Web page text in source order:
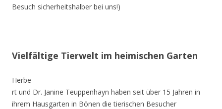
Besuch sicherheitshalber bei uns!)
Vielfältige Tierwelt im heimischen Garten
Herbe
rt und Dr. Janine Teuppenhayn haben seit über 15 Jahren in
ihrem Hausgarten in Bönen die tierischen Besucher